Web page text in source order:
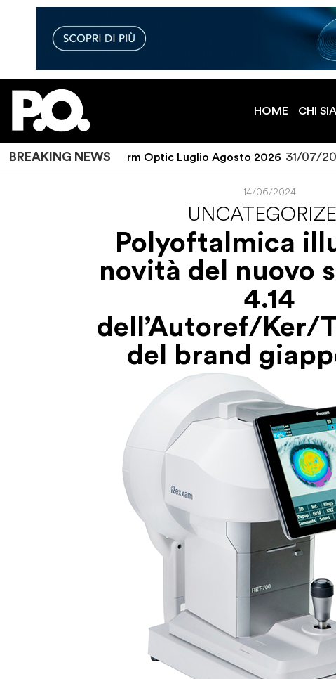
HOME CHI
BREAKING NEWS
P.O. Platform Optic Luglio Agosto 2026 31/07/2026
14/06/2024
Polyoftalmica
novità del nuovo
4.14
dell’Autoref/Ker/
del brand